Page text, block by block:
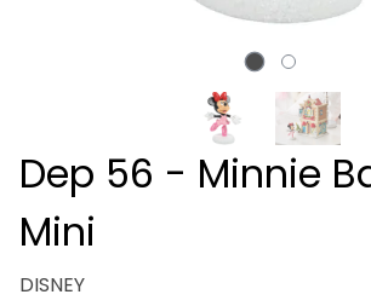
Dep 56 - Minnie
Mini
DISNEY